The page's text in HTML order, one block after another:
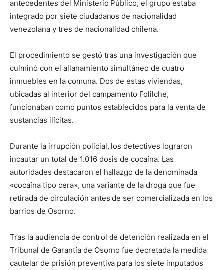
antecedentes del Ministerio Público, el grupo estaba
integrado por siete ciudadanos de nacionalidad
venezolana y tres de nacionalidad chilena.
El procedimiento se gestó tras una investigación que
culminó con el allanamiento simultáneo de cuatro
inmuebles en la comuna. Dos de estas viviendas,
ubicadas al interior del campamento Folilche,
funcionaban como puntos establecidos para la venta de
sustancias ilícitas.
Durante la irrupción policial, los detectives lograron
incautar un total de 1.016 dosis de cocaína. Las
autoridades destacaron el hallazgo de la denominada
«cocaína tipo cera», una variante de la droga que fue
retirada de circulación antes de ser comercializada en los
barrios de Osorno.
Tras la audiencia de control de detención realizada en el
Tribunal de Garantía de Osorno fue decretada la medida
cautelar de prisión preventiva para los siete imputados